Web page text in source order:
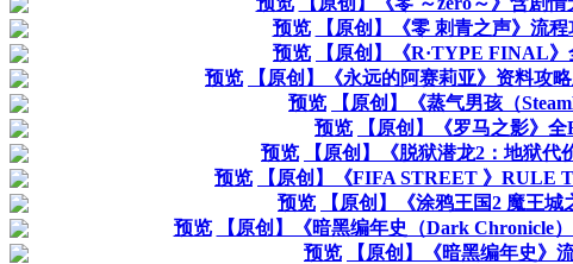
预览
【原创】《零 刺青之声》流
预览
【原创】《R·TYPE FINAL
预览
【原创】《永远的阿赛莉亚》资料攻
预览
【原创】《蒸气男孩（
预览
【原创】《罗马之影》
预览
【原创】《脱狱潜龙2：地狱代
预览
【原创】《FIFA STREET 》RULE
预览
【原创】《涂鸦王国2 魔王城
预览
【原创】《暗黑编年史（Dark Chronicle
预览
【原创】《暗黑编年史》